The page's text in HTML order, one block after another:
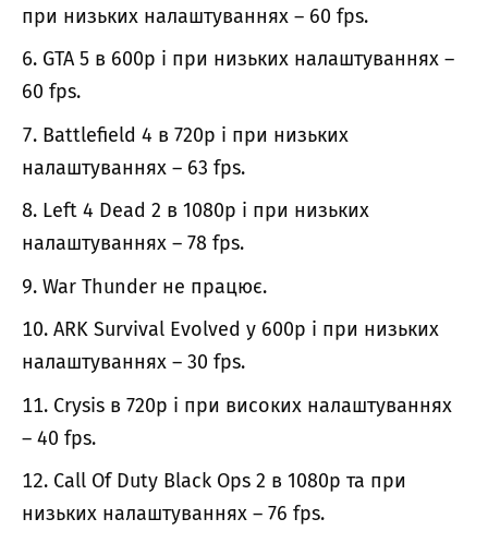
при низьких налаштуваннях – 60 fps.
GTA 5 в 600p і при низьких налаштуваннях –
60 fps.
Battlefield 4 в 720p і при низьких
налаштуваннях – 63 fps.
Left 4 Dead 2 в 1080p і при низьких
налаштуваннях – 78 fps.
War Thunder не працює.
ARK Survival Evolved у 600p і при низьких
налаштуваннях – 30 fps.
Crysis в 720p і при високих налаштуваннях
– 40 fps.
Call Of Duty Black Ops 2 в 1080p та при
низьких налаштуваннях – 76 fps.